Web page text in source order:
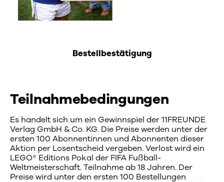
Bestellbestätigung
Teilnahmebedingungen
Es handelt sich um ein Gewinnspiel der 11FREUNDE
Verlag GmbH & Co. KG. Die Preise werden unter der
ersten 100 Abonnentinnen und Abonnenten dieser
Aktion per Losentscheid vergeben. Verlost wird ein
LEGO® Editions Pokal der FIFA Fußball-
Weltmeisterschaft. Teilnahme ab 18 Jahren. Der
Preise wird unter den ersten 100 Bestellungen